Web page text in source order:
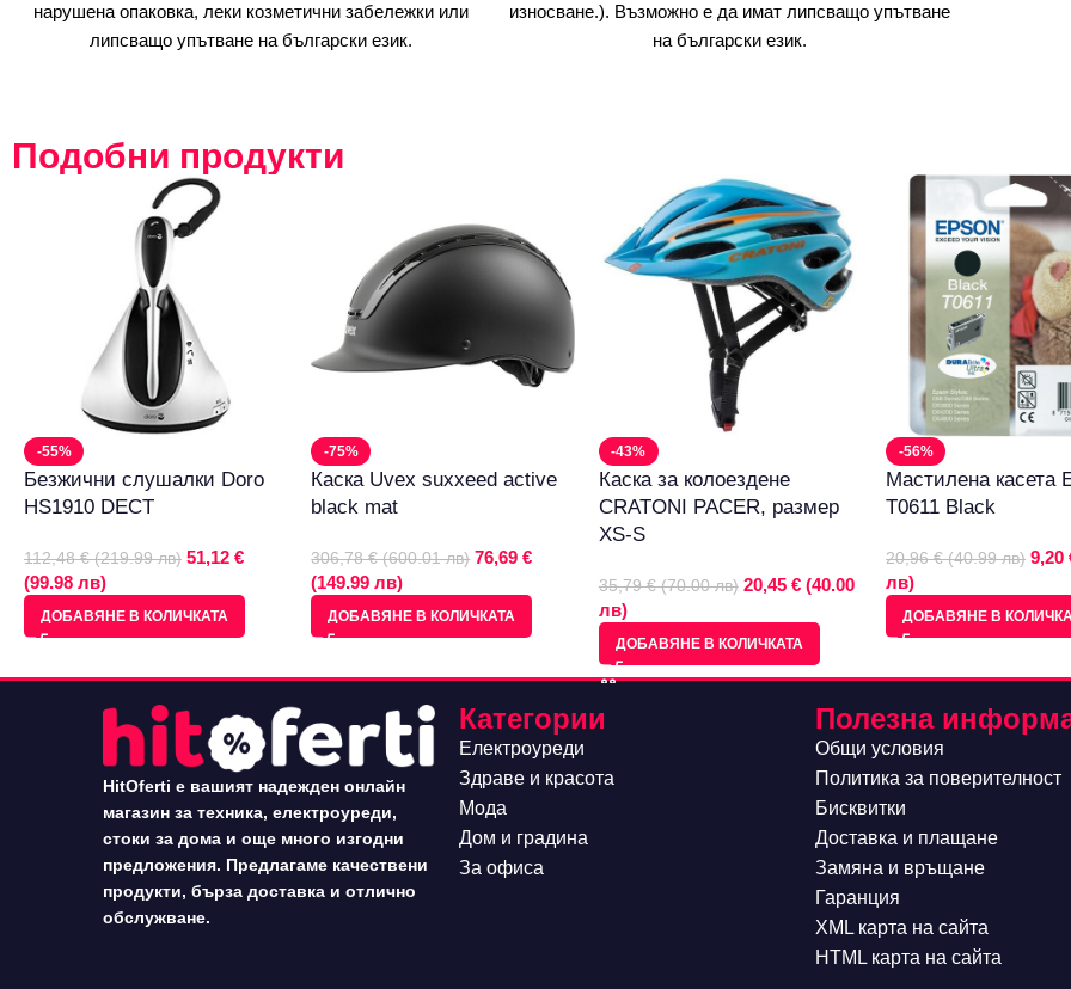
нарушена опаковка, леки козметични забележки или
липсващо упътване на български език.
износване.). Възможно е да имат липсващо упътване
на български език.
Подобни продукти
-55%
Безжични слушалки Doro
HS1910 DECT
112,48 € (219.99 лв) 51,12 €
(99.98 лв)
ДОБАВЯНЕ В КОЛИЧКАТА
-75%
Каска Uvex suxxeed active
black mat
306,78 € (600.01 лв) 76,69 €
(149.99 лв)
ДОБАВЯНЕ В КОЛИЧКАТА
-43%
Каска за колоездене
CRATONI PACER, размер
XS-S
35,79 € (70.00 лв) 20,45 € (40.00
лв)
ДОБАВЯНЕ В КОЛИЧКАТА
-56%
Мастилена касета
T0611 Black
20,96 € (40.99 лв) 9,20
лв)
ДОБАВЯНЕ В
HitOferti е вашият надежден онлайн
магазин за техника, електроуреди,
стоки за дома и още много изгодни
предложения. Предлагаме качествени
продукти, бърза доставка и отлично
обслужване.
Категории
Електроуреди
Здраве и красота
Мода
Дом и градина
За офиса
Полезна
Общи условия
Политика за поверителност
Бисквитки
Доставка и плащане
Замяна и връщане
Гаранция
XML карта на сайта
HTML карта на сайта